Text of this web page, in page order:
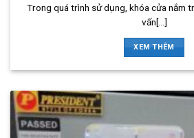
Trong quá trình sử dụng, khóa cửa nắm
vấn[...]
XEM THÊM